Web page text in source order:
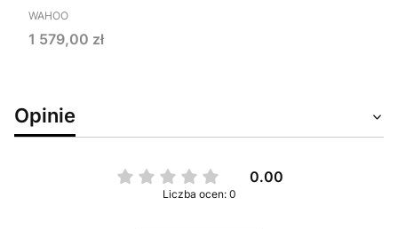
PRODUCENT
WAHOO
Cena
1 579,00 zł
Opinie
0.00
Liczba ocen: 0